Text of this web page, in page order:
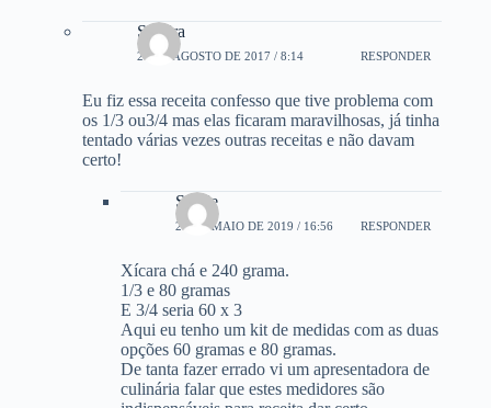
Sandra
20 DE AGOSTO DE 2017 / 8:14 RESPONDER
Eu fiz essa receita confesso que tive problema com
os 1/3 ou3/4 mas elas ficaram maravilhosas, já tinha
tentado várias vezes outras receitas e não davam
certo!
Sibele
26 DE MAIO DE 2019 / 16:56 RESPONDER
Xícara chá e 240 grama.
1/3 e 80 gramas
E 3/4 seria 60 x 3
Aqui eu tenho um kit de medidas com as duas
opções 60 gramas e 80 gramas.
De tanta fazer errado vi um apresentadora de
culinária falar que estes medidores são